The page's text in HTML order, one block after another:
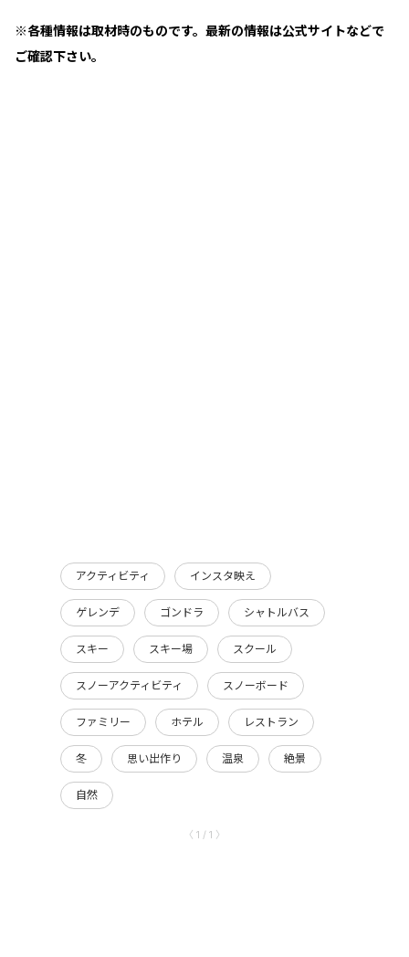
※各種情報は取材時のものです。最新の情報は公式サイトなどで
ご確認下さい。
アクティビティ インスタ映え
ゲレンデ ゴンドラ シャトルバス
スキー スキー場 スクール
スノーアクティビティ スノーボード
ファミリー ホテル レストラン
冬 思い出作り 温泉 絶景
自然
〈 1 / 1 〉